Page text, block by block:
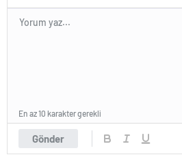
Gönder
En az 10 karakter gerekli